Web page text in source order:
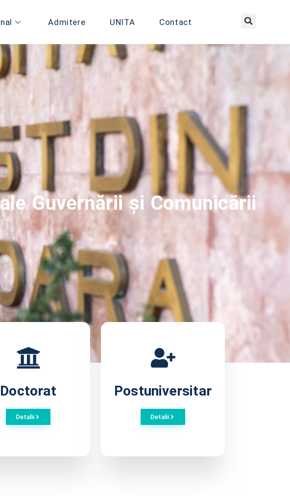
Admitere UNITA Contact
Guvernării și Comunicării
Doctorat
Detalii
Postuniversitar
Detalii